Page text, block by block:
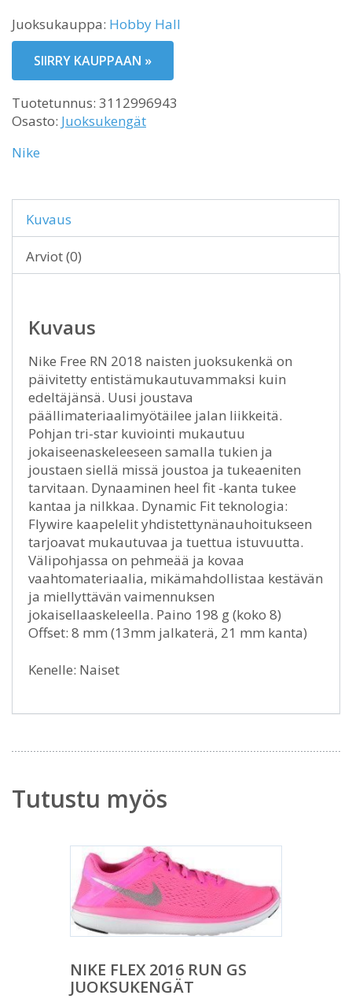
Juoksukauppa: Hobby Hall
SIIRRY KAUPPAAN »
Tuotetunnus: 3112996943
Osasto: Juoksukengät
Nike
Kuvaus
Arviot (0)
Kuvaus
Nike Free RN 2018 naisten juoksukenkä on
päivitetty entistämukautuvammaksi kuin
edeltäjänsä. Uusi joustava
päällimateriaalimyötäilee jalan liikkeitä.
Pohjan tri-star kuviointi mukautuu
jokaiseenaskeleeseen samalla tukien ja
joustaen siellä missä joustoa ja tukeaeniten
tarvitaan. Dynaaminen heel fit -kanta tukee
kantaa ja nilkkaa. Dynamic Fit teknologia:
Flywire kaapelelit yhdistettynänauhoitukseen
tarjoavat mukautuvaa ja tuettua istuvuutta.
Välipohjassa on pehmeää ja kovaa
vaahtomateriaalia, mikämahdollistaa kestävän
ja miellyttävän vaimennuksen
jokaisellaaskeleella. Paino 198 g (koko 8)
Offset: 8 mm (13mm jalkaterä, 21 mm kanta)
Kenelle: Naiset
Tutustu myös
NIKE FLEX 2016 RUN GS
JUOKSUKENGÄT